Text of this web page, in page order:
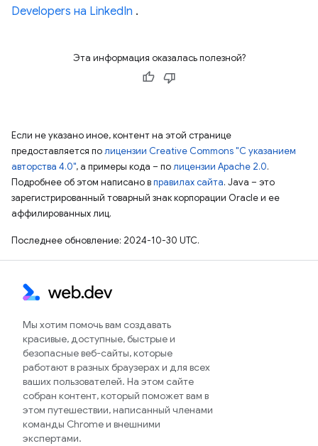
Developers на LinkedIn .
Эта информация оказалась полезной?
Если не указано иное, контент на этой странице
предоставляется полицензии Creative Commons "С указанием
авторства 4.0", а примеры кода – полицензии Apache 2.0.
Подробнее об этом написано вправилах сайта. Java – это
зарегистрированный товарный знак корпорации Oracle и ее
аффилированных лиц.
Последнее обновление: 2024-10-30 UTC.
Мы хотим помочь вам создавать
красивые, доступные, быстрые и
безопасные веб-сайты, которые
работают в разных браузерах и для всех
ваших пользователей. На этом сайте
собран контент, который поможет вам в
этом путешествии, написанный членами
команды Chrome и внешними
экспертами.